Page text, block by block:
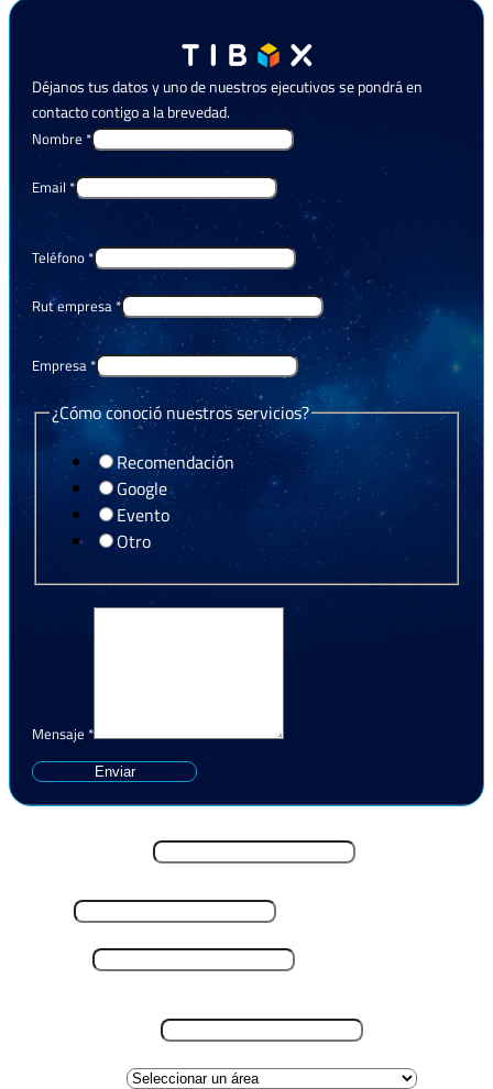
Déjanos tus datos y uno de nuestros ejecutivos se pondrá en
contacto contigo a la brevedad.
Nombre *
Email *
Teléfono *
Rut empresa *
Empresa *
¿Cómo conoció nuestros servicios?
Recomendación
Google
Evento
Otro
Mensaje *
Enviar